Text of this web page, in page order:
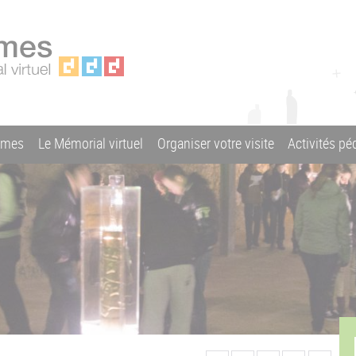
Le Mémorial virtuel Organiser votre visite Activités